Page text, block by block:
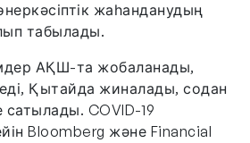
жаһанданудың
табылады.
АҚШ-та жобаланады,
Қытайда жиналады, содан
сатылады. COVID-19
Bloomberg және Financial